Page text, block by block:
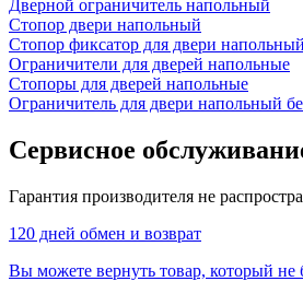
Дверной ограничитель напольный
Стопор двери напольный
Стопор фиксатор для двери напольный
Ограничители для дверей напольные
Стопоры для дверей напольные
Ограничитель для двери напольный
Сервисное
Гарантия производителя не
120 дней обмен и возврат
Вы можете вернуть товар, который не